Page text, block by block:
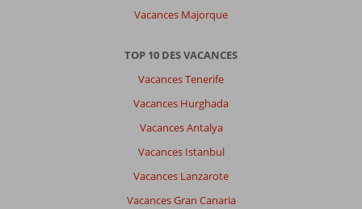
Vacances Majorque
TOP 10 DES VACANCES
Vacances Tenerife
Vacances Hurghada
Vacances Antalya
Vacances Istanbul
Vacances Lanzarote
Vacances Gran Canaria